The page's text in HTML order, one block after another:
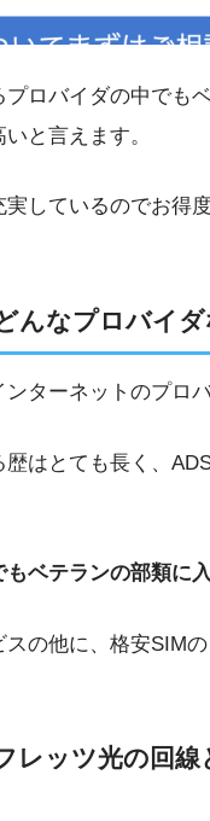
プロバイダの中でも
と言えます。
しているのでお得
んなプロバイダ
ターネットのプロ
はとても長く、
ベテランの部類に
の他に、格安SIM
レッツ光の回